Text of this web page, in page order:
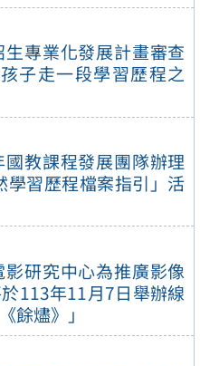
專業化發展計畫審查
子走一段學習歷程之
教課程發展團隊辦理
學習歷程檔案指引」活
研究中心為推廣影像
113年11月7日舉辦線
餘燼》」